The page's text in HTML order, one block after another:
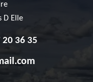
D Elle
20 36 35